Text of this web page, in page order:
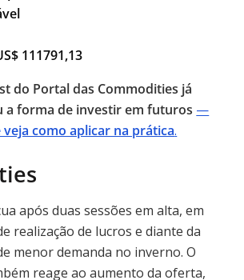
111791,13
do Portal das Commodities já
forma de investir em futuros —
veja como aplicar na prática.
após duas sessões em alta, em
realização de lucros e diante da
menor demanda no inverno. O
reage ao aumento da oferta,